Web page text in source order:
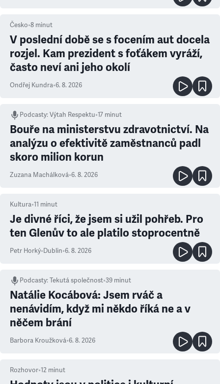
Česko•8 minut
V poslední době se s focením aut docela
rozjel. Kam prezident s foťákem vyráží,
často neví ani jeho okolí
Ondřej Kundra•6. 8. 2026
Podcasty:Výtah Respektu•17 minut
Bouře na ministerstvu zdravotnictví. Na
analýzu o efektivitě zaměstnanců padl
skoro milion korun
Zuzana Machálková•6. 8. 2026
Kultura•11 minut
Je divné říci, že jsem si užil pohřeb. Pro
ten Glenův to ale platilo stoprocentně
Petr Horký•Dublin•6. 8. 2026
Podcasty:Tekutá společnost•39 minut
Natálie Kocábová: Jsem rváč a
nenávidím, když mi někdo říká ne a v
něčem brání
Barbora Kroužková•6. 8. 2026
Rozhovor•12 minut